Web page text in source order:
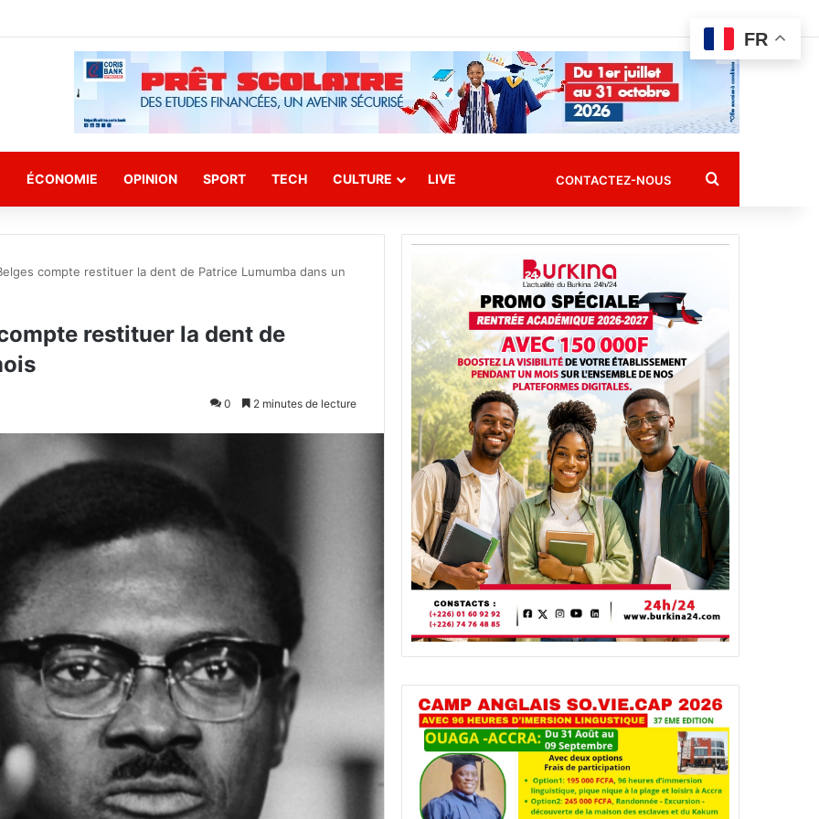
ÉCONOMIE OPINION SPORT TECH CULTURE LIVE CONTACTEZ-NOUS Rechercher
compte restituer la dent de Patrice Lumumba dans un
restituer la dent de
0 2 minutes de lecture
FR